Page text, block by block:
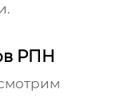
РПН